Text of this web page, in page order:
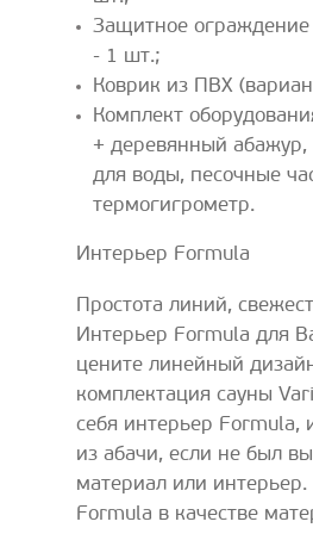
Защитное ограждение
- 1 шт.;
Коврик из ПВХ
Комплект
+ деревянный
для воды, песочные
термогигрометр.
Интерьер Formula
Простота линий,
Интерьер Formula для
цените линейный
комплектация сауны
себя интерьер Formula,
из абачи, если не был
материал или
Formula в качестве